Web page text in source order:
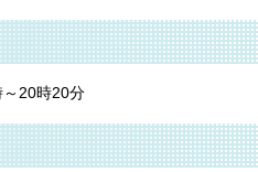
20時20分